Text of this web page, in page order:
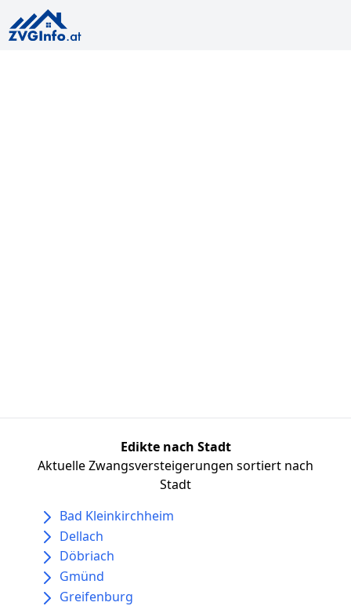
Edikte nach Stadt
Aktuelle Zwangsversteigerungen sortiert nach
Stadt
Bad Kleinkirchheim
Dellach
Döbriach
Gmünd
Greifenburg